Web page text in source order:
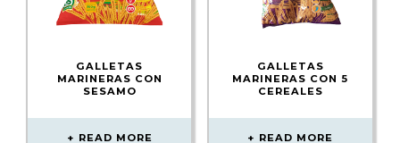
GALLETAS
MARINERAS CON
SESAMO
READ MORE
GALLETAS
MARINERAS CON 5
CEREALES
READ MORE